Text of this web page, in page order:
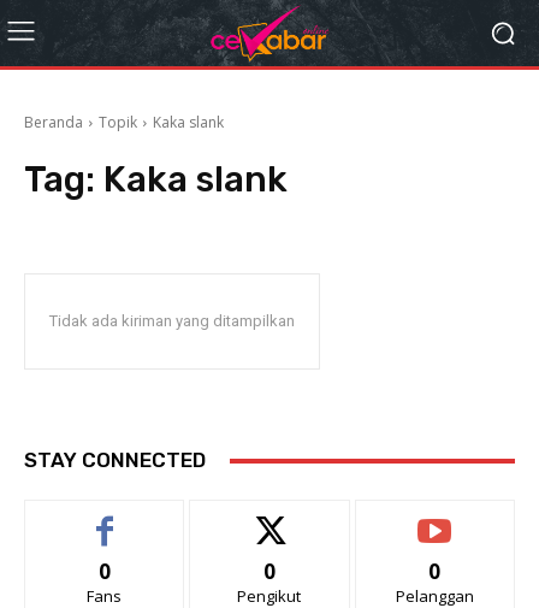
Beranda Topik Kaka slank
Tag: Kaka slank
Tidak ada kiriman yang ditampilkan
STAY CONNECTED
0
Fans
0
Pengikut
0
Pelanggan